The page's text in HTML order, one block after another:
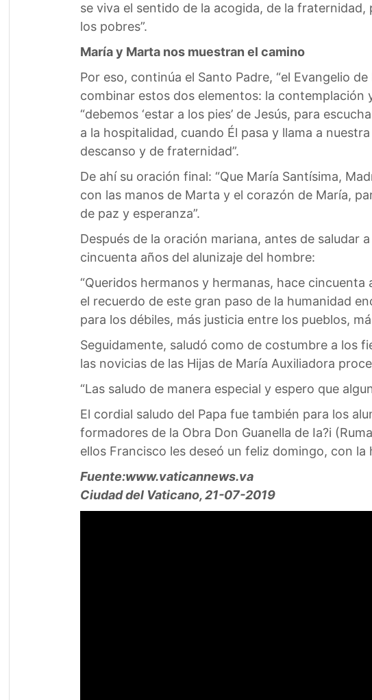
se viva el sentido de la acogida, de la fraternidad,
los pobres”.
María y Marta nos muestran el camino
Por eso, continúa el Santo Padre, “el Evangelio
combinar estos dos elementos: la contemplación
“debemos ‘estar a los pies’ de Jesús, para
a la hospitalidad, cuando Él pasa y llama a
descanso y de fraternidad”.
De ahí su oración final: “Que María Santísima,
con las manos de Marta y el corazón de María,
de paz y esperanza”.
Después de la oración mariana, antes de saludar
cincuenta años del alunizaje del hombre:
“Queridos hermanos y hermanas, hace
el recuerdo de este gran paso de la humanidad
para los débiles, más justicia entre los pueblos,
Seguidamente, saludó como de costumbre a los
las novicias de las Hijas de María Auxiliadora
“Las saludo de manera especial y espero que
El cordial saludo del Papa fue también para los
formadores de la Obra Don Guanella de Ia?i
ellos Francisco les deseó un feliz domingo, con
Fuente:www.vaticannews.va
Ciudad del Vaticano, 21-07-2019